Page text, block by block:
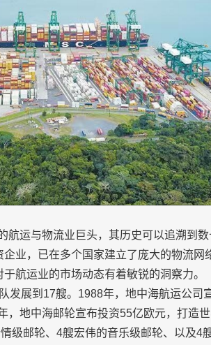
运与物流业巨头，其历史可以追溯到数
业，已在多个国家建立了庞大的物流网
航运业的市场动态有着敏锐的洞察力。
发展到17艘。1988年，地中海航运公司
，地中海邮轮宣布投资55亿欧元，打造
级邮轮、4艘宏伟的音乐级邮轮、以及4